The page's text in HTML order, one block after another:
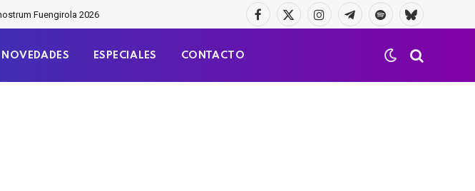
Fuengirola 2026
Facebook
X
InstagramTelegramaSpotifyBluesky
NOVEDADES ESPECIALES CONTACTO